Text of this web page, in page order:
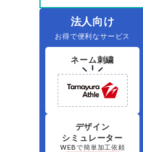
ファン付きウェア
ズ）
アイトス ランキング
シンメン
アタックベース
法人向け
お得で便利なサービス
ネーム刺繍
デザイン
シミュレーター
WEBで簡単加工依頼